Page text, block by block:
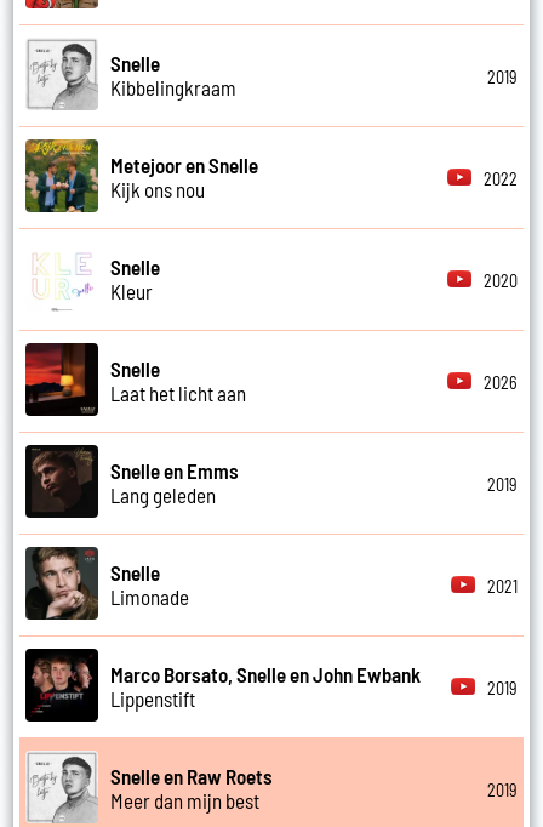
Snelle
Kibbelingkraam
2019
Metejoor en Snelle
Kijk ons nou
2022
Snelle
Kleur
2020
Snelle
Laat het licht aan
2026
Snelle en Emms
Lang geleden
2019
Snelle
Limonade
2021
Marco Borsato, Snelle en John Ewbank
Lippenstift
2019
Snelle en Raw Roets
Meer dan mijn best
2019